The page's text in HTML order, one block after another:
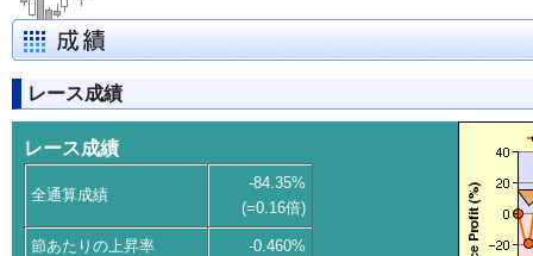
レース成績
レース成績
全通算成績
-84.35%
(=0.16倍)
節あたりの上昇率 -0.460%